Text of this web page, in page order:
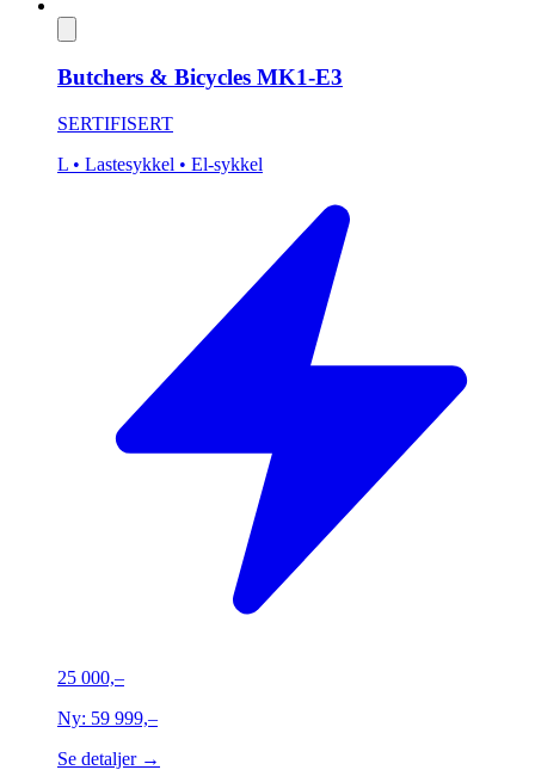
Butchers & Bicycles MK1-E3
SERTIFISERT
L • Lastesykkel • El-sykkel
25 000,–
Ny: 59 999,–
Se detaljer →